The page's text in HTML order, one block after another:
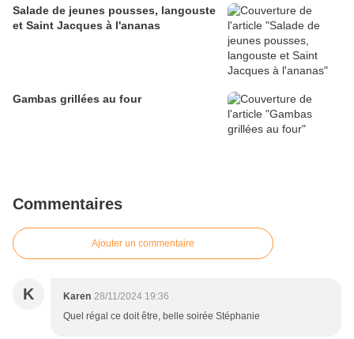
Salade de jeunes pousses, langouste
et Saint Jacques à l'ananas
Gambas grillées au four
Commentaires
Ajouter un commentaire
K Karen 28/11/2024 19:36
Quel régal ce doit être, belle soirée Stéphanie